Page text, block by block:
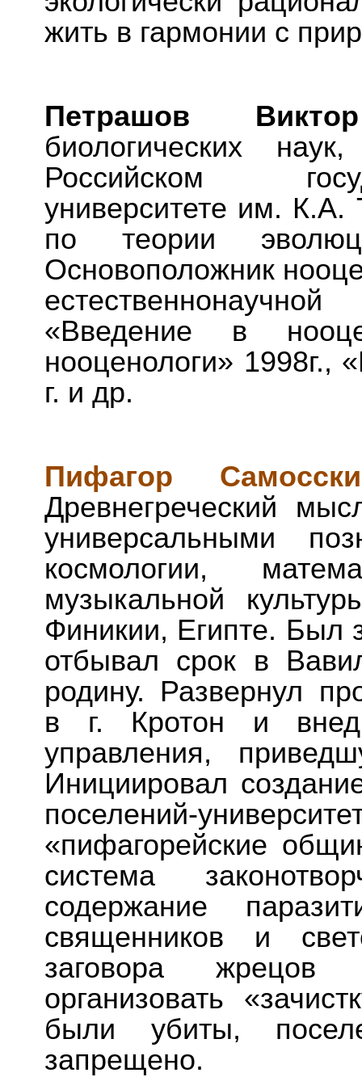
жить в гармонии с
Петрашов
биологических
Российском
университете им. К.А.
по теории
Основоположник
«Введение в
нооценологи» 1998г.,
г. и др.
Пифагор
Древнегреческий
универсальными
космологии,
музыкальной
Финикии, Египте. Был
отбывал срок в
родину. Развернул
в г. Кротон и
управления,
Инициировал
поселений-
«пифагорейские
система
содержание
священников и
заговора жрецов
организовать
были убиты,
запрещено.